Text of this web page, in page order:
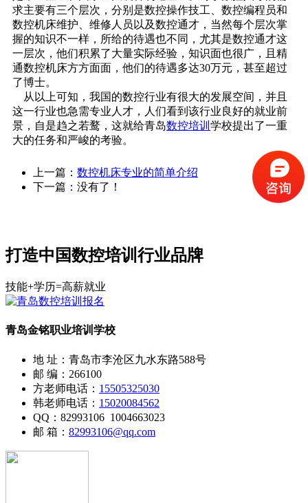
求主要有三个层次，分别是数控操作技工、数控编程员和
数控机床维护、维修人员以及数控通才，当然每个层次掌
握的知识不一样，所给的待遇也不同，尤其是数控通才这
一层次，他们积累了大量实际经验，知识面也很广，且精
通数控机床方方面面，他们的待遇多达30万元，甚至超过
了博士。
从以上可知，我国的数控行业有很大的发展空间，并且
这一行业也急需专业人才，人们看到该行业良好的就业前
景，自是趋之若鹜，这就给青岛数控培训 学校提出了一重
大的任务和严峻的考验。
上一篇： 数控机床专业的简单介绍
下一篇：没有了！
打造中国数控培训行业品牌
技能+学历=高薪就业
青岛金铭职业培训学校
地 址：青岛市李沧区九水东路588号
邮 编：266100
方老师电话： 15505325030
韩老师电话： 15020084562
QQ：82993106 1004663023
邮 箱： 82993106@qq.com